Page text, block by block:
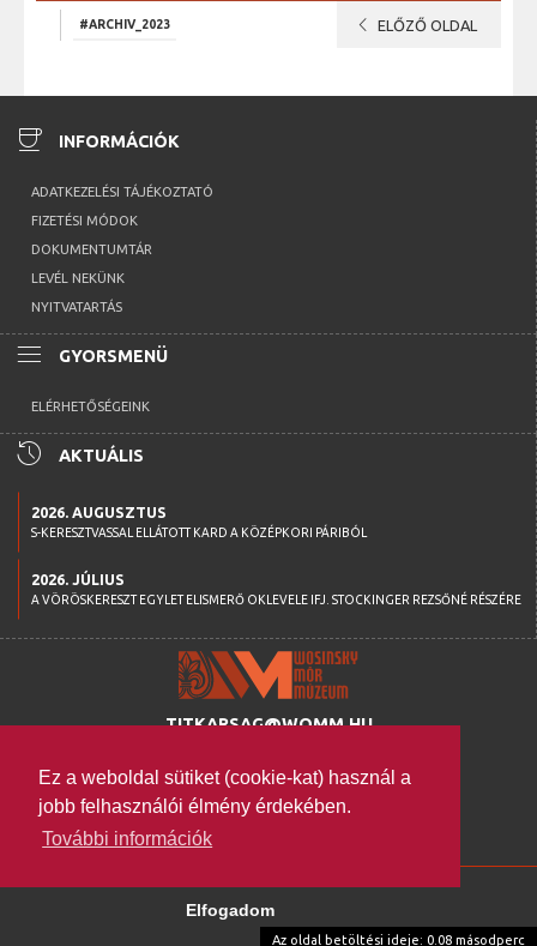
Ez a weboldal sütiket (cookie-kat) használ a
jobb felhasználói élmény érdekében.
További információk
Elfogadom
#ARCHIV_2023 chevron_left ELŐZŐ OLDAL
coffee INFORMÁCIÓK
ADATKEZELÉSI TÁJÉKOZTATÓ
FIZETÉSI MÓDOK
DOKUMENTUMTÁR
LEVÉL NEKÜNK
NYITVATARTÁS
menu GYORSMENÜ
ELÉRHETŐSÉGEINK
history AKTUÁLIS
2026. AUGUSZTUS
S-KERESZTVASSAL ELLÁTOTT KARD A KÖZÉPKORI PÁRIBÓL
2026. JÚLIUS
A VÖRÖSKERESZT EGYLET ELISMERŐ OKLEVELE IFJ. STOCKINGER REZSŐNÉ RÉSZÉRE
TITKARSAG@WOMM.HU
H-7100 SZEKSZÁRD,
SZENT ISTVÁN TÉR 26.
WWW.WOMM.HU
2026 © COPYRIGHT
MINDEN JOG FENNTARTVA
Az oldal betöltési ideje: 0.08 másodperc